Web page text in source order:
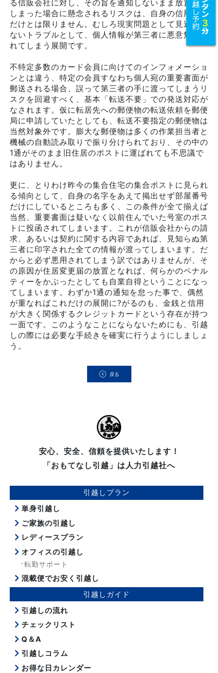
る信販会社に対し、その旨を通知しないまま放置して
しまった場合に懸念されるリスクは、自身の信用問題
だけとは限りません。むしろ現実問題として見過ごせ
ないトラブルとして、個人情報が第三者に悪意無く漏
れてしまう展開です。
不特定多数のカード会員に向けてのインフォメーショ
ンとは違う、特定の会員すなわち個人宛の重要書面が
郵送される場合、誤って第三者の手に渡ってしまうリ
スクを回避すべく、基本「転送不要」での発送対応が
なされます。仮に転居先への郵便物の転送依頼を郵便
局に申請していたとしても、転送不要指定の郵便物は
当然対象外です。膨大な郵便物は多くの作業担当者と
機械の自動読み取りで振り分けられており、その中の
1通がそのまま旧住居のポストに運ばれても不思議で
はありません。
更に、とりわけ昨今の集合住宅の集合ポストに見られ
る傾向として、自身の名字をあえて掲出せず部屋番号
だけにしているところも多く、この条件が全て揃えば
当然、重要書面は疑いなく以前住んでいた号室のポス
トに投函されてしまいます。これが信販会社からの請
求、あるいは契約に関する内容であれば、見知らぬ第
三者に印字された全ての情報が渡ってしまいます。だ
からと必ず悪用されてしまう訳ではありませんが、そ
の原因が住居変更届の放置となれば、何らかのペナル
ティーをかぶったとしても自業自得ということになっ
てしまいます。わずか1通の通知を怠った事で、偶然
が重なればこれだけの展開に?がるのも、金銭と信用
が大きく関係するクレジットカードという存在が持つ
一面です。このようなことにならないためにも、引越
しの際には必要な手続きを確実に行うようにしましょ
う。
戻る
安心、安全、信頼を提供いたします！
「おもてなし引越」は人力引越社へ
引越しプラン
単身引越し
ご家族の引越し
レディースプラン
オフィスの引越し
転勤サポート
混載便でお安く引越し
引越しガイド
引越しの流れ
チェックリスト
Q＆A
引越しコラム
お得な日カレンダー